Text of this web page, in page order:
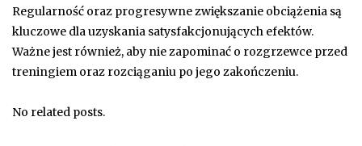
Regularność oraz progresywne zwiększanie obciążenia są
kluczowe dla uzyskania satysfakcjonujących efektów.
Ważne jest również, aby nie zapominać o rozgrzewce przed
treningiem oraz rozciąganiu po jego zakończeniu.
No related posts.